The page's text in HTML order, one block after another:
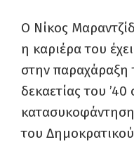
Ο Νίκος
η καριέρα του
στην παραχάραξη
δεκαετίας του
του